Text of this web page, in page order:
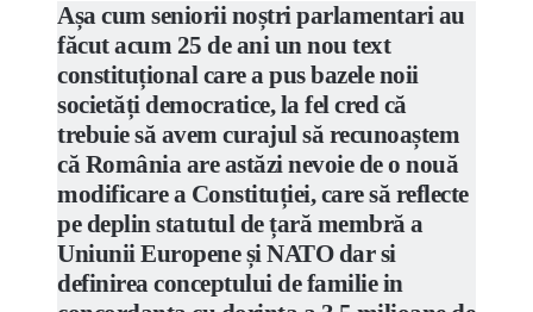
Așa cum seniorii noștri parlamentari au
făcut acum 25 de ani un nou text
constituțional care a pus bazele noii
societăți democratice, la fel cred că
trebuie să avem curajul să recunoaștem
că România are astăzi nevoie de o nouă
modificare a Constituției, care să reflecte
pe deplin statutul de țară membră a
Uniunii Europene și NATO dar si
definirea conceptului de familie in